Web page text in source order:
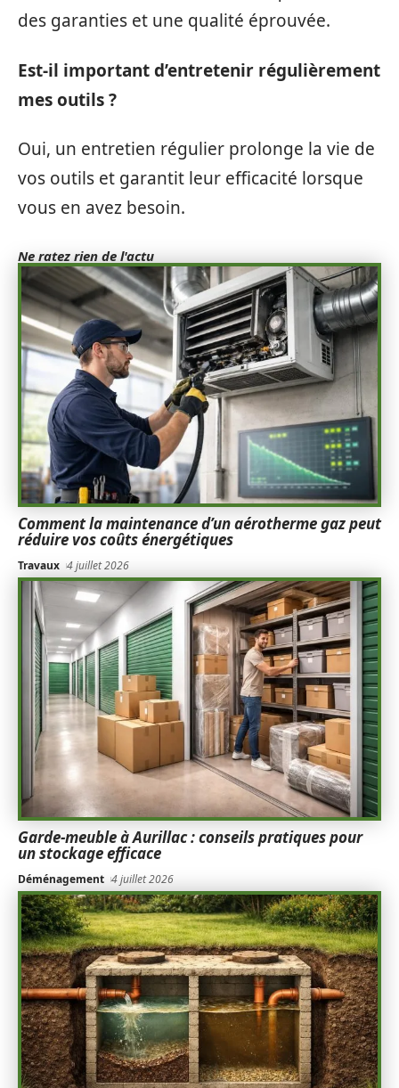
des garanties et une qualité éprouvée.
Est-il important d’entretenir régulièrement
mes outils ?
Oui, un entretien régulier prolonge la vie de
vos outils et garantit leur efficacité lorsque
vous en avez besoin.
Ne ratez rien de l'actu
Comment la maintenance d’un aérotherme gaz peut
réduire vos coûts énergétiques
Travaux 4 juillet 2026
Garde-meuble à Aurillac : conseils pratiques pour
un stockage efficace
Déménagement 4 juillet 2026